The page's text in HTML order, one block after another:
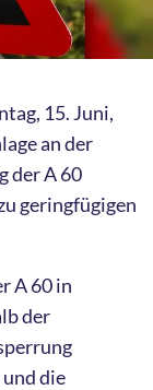
15. Juni,
an der
der A 60
geringfügigen
A 60 in
der
die